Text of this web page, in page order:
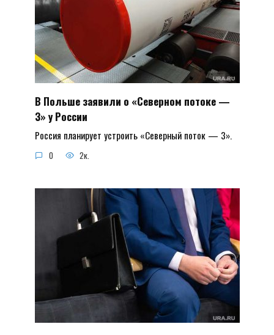
В Польше заявили о «Северном потоке —
3» у России
Россия планирует устроить «Северный поток — 3».
0 2к.